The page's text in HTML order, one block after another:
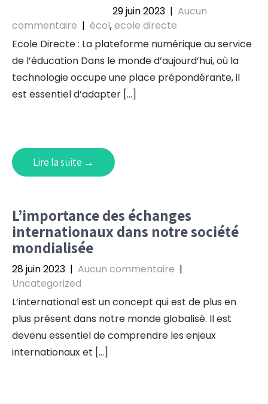
29 juin 2023 | Aucun
commentaire | écol,ecole directe
Ecole Directe : La plateforme numérique au service
de l’éducation Dans le monde d’aujourd’hui, où la
technologie occupe une place prépondérante, il
est essentiel d’adapter […]
Lire la suite →
L’importance des échanges
internationaux dans notre société
mondialisée
28 juin 2023 | Aucun commentaire |
Uncategorized
L’international est un concept qui est de plus en
plus présent dans notre monde globalisé. Il est
devenu essentiel de comprendre les enjeux
internationaux et […]